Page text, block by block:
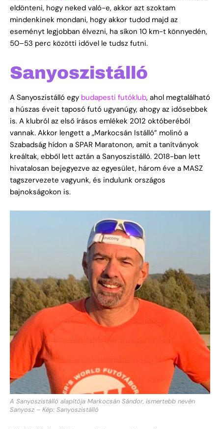
eldönteni, hogy neked való-e, akkor azt szoktam
mindenkinek mondani, hogy akkor tudod majd az
eseményt legjobban élvezni, ha síkon 10 km-t könnyedén,
50–53 perc közötti idővel le tudsz futni.
Sanyoszistálló
A Sanyoszistálló egy budapesti futóklub, ahol megtalálható
a húszas éveit taposó futó ugyanúgy, ahogy az idősebbek
is. A klubról az első írásos emlékek 2012 októberéből
vannak. Akkor lengett a „Markocsán Istálló” molinó a
Szabadság hídon a SPAR Maratonon, amit a tanítványok
kreáltak, ebből lett aztán a Sanyoszistálló. 2018-ban lett
hivatalosan bejegyezve az egyesület, három éve a MASZ
tagszervezete vagyunk, és indulunk országos
bajnokságokon is.
A Sanyoszistálló alapítója Markocsán Sándor, ismertebb nevén
Sanyosz – Kép: Sanyoszistálló